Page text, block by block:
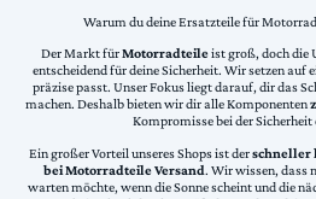
Warum du deine Ersatzteile für
Der Markt fürMotorradteileist groß, doch die
entscheidend für deine Sicherheit. Wir setzen auf
präzise passt. Unser Fokus liegt darauf, dir das
machen. Deshalb bieten wir dir alle Komponenten
Kompromisse bei der Sicherheit
Ein großer Vorteil unseres Shops ist derschneller
bei Motorradteile Versand. Wir wissen, dass
warten möchte, wenn die Sonne scheint und die